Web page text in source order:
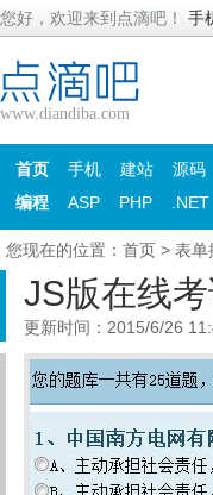
您好，欢迎来到点滴吧！ 手
www.diandiba.com
首页 手机 建站 源码
编程
ASP PHP .NET
您现在的位置： 首页 > 表单
JS版在线
更新时间：2015/6/26